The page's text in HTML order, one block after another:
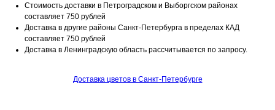
Стоимость доставки в Петроградском и Выборгском районах
составляет 750 рублей
Доставка в другие районы Санкт-Петербурга в пределах КАД
составляет 750 рублей
Доставка в Ленинградскую область рассчитывается по запросу.
Доставка цветов в Санкт-Петербурге